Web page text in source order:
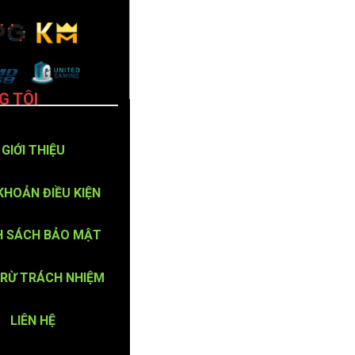
TÔI
GIỚI THIỆU
ĐIỀU KIỆN
SÁCH BẢO MẬT
TRÁCH NHIỆM
LIÊN HỆ